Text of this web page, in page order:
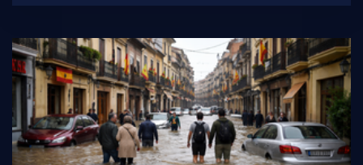
su